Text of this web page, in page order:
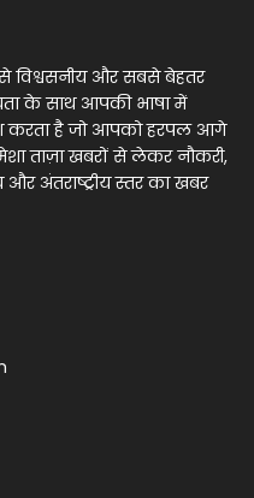
विश्वसनीय और सबसे बेहतर
के साथ आपकी भाषा में
है जो आपको हरपल आगे
ताज़ा खबरों से लेकर नौकरी,
और अंतराष्ट्रीय स्तर का खबर